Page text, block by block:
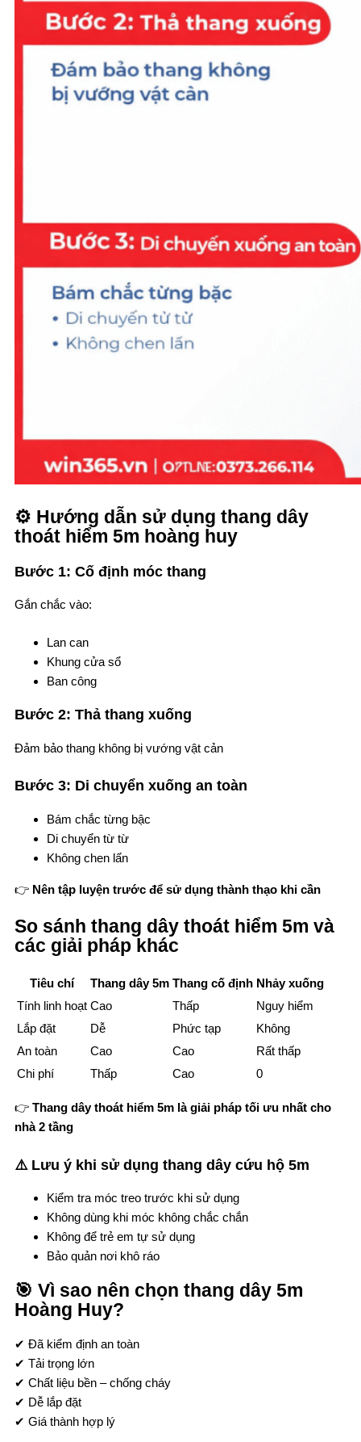
⚙️ Hướng dẫn sử dụng thang dây
thoát hiểm 5m hoàng huy
Bước 1: Cố định móc thang
Gắn chắc vào:
Lan can
Khung cửa sổ
Ban công
Bước 2: Thả thang xuống
Đảm bảo thang không bị vướng vật cản
Bước 3: Di chuyển xuống an toàn
Bám chắc từng bậc
Di chuyển từ từ
Không chen lấn
👉 Nên tập luyện trước để sử dụng thành thạo khi cần
So sánh thang dây thoát hiểm 5m và
các giải pháp khác
Tiêu chí Thang dây 5m Thang cố định Nhảy xuống
Tính linh hoạt Cao Thấp
Nguy hiểm
Lắp đặt
Dễ Phức tạp
Không
An toàn
Cao Cao
Rất thấp
Chi phí
Thấp Cao 0
👉 Thang dây thoát hiểm 5m là giải pháp tối ưu nhất cho
nhà 2 tầng
⚠️ Lưu ý khi sử dụng thang dây cứu hộ 5m
Kiểm tra móc treo trước khi sử dụng
Không dùng khi móc không chắc chắn
Không để trẻ em tự sử dụng
Bảo quản nơi khô ráo
🎯 Vì sao nên chọn thang dây 5m
Hoàng Huy?
✔ Đã kiểm định an toàn
✔ Tải trọng lớn
✔ Chất liệu bền – chống cháy
✔ Dễ lắp đặt
✔ Giá thành hợp lý